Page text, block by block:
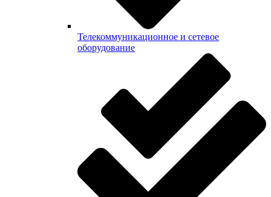
Телекоммуникационное и сетевое
оборудование